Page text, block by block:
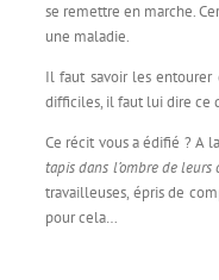
se remettre en marche.
une maladie.
Il faut savoir les entourer
difficiles, il faut lui dire ce
Ce récit vous a édifié ? A
tapis dans l’ombre de
travailleuses, épris de
pour cela…